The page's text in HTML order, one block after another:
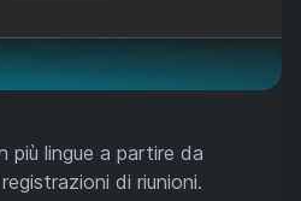
più lingue a partire da
di riunioni.